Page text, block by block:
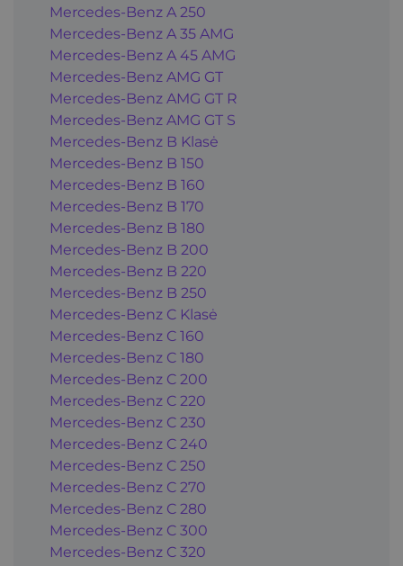
Mercedes-Benz A 250
Mercedes-Benz A 35 AMG
Mercedes-Benz A 45 AMG
Mercedes-Benz AMG GT
Mercedes-Benz AMG GT R
Mercedes-Benz AMG GT S
Mercedes-Benz B Klasė
Mercedes-Benz B 150
Mercedes-Benz B 160
Mercedes-Benz B 170
Mercedes-Benz B 180
Mercedes-Benz B 200
Mercedes-Benz B 220
Mercedes-Benz B 250
Mercedes-Benz C Klasė
Mercedes-Benz C 160
Mercedes-Benz C 180
Mercedes-Benz C 200
Mercedes-Benz C 220
Mercedes-Benz C 230
Mercedes-Benz C 240
Mercedes-Benz C 250
Mercedes-Benz C 270
Mercedes-Benz C 280
Mercedes-Benz C 300
Mercedes-Benz C 320